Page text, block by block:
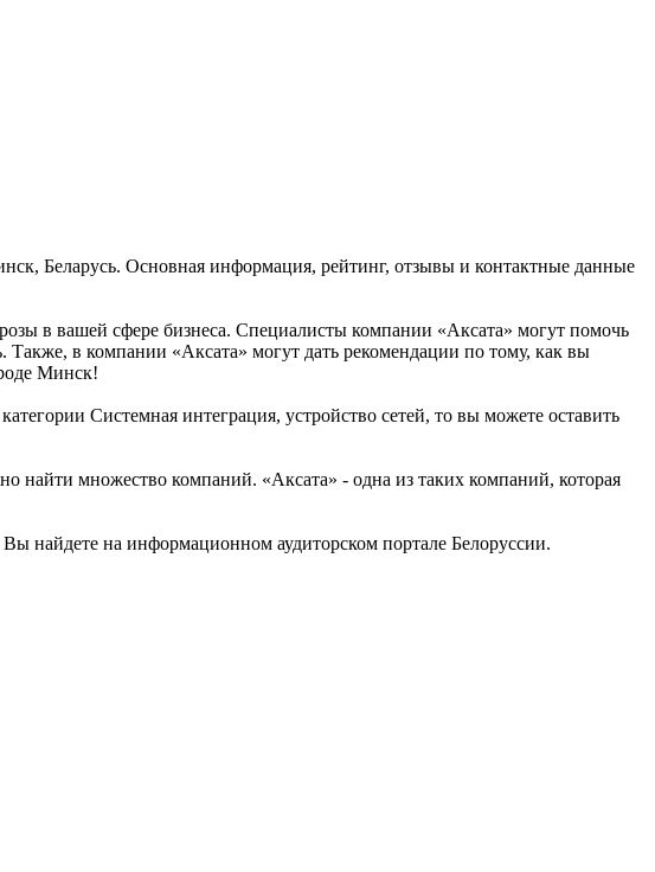
Беларусь. Основная информация, рейтинг, отзывы и контактные данные
в вашей сфере бизнеса. Специалисты компании «Аксата» могут помочь
в компании «Аксата» могут дать рекомендации по тому, как вы
Минск!
Системная интеграция, устройство сетей, то вы можете оставить
найти множество компаний. «Аксата» - одна из таких компаний, которая
найдете на информационном аудиторском портале Белоруссии.